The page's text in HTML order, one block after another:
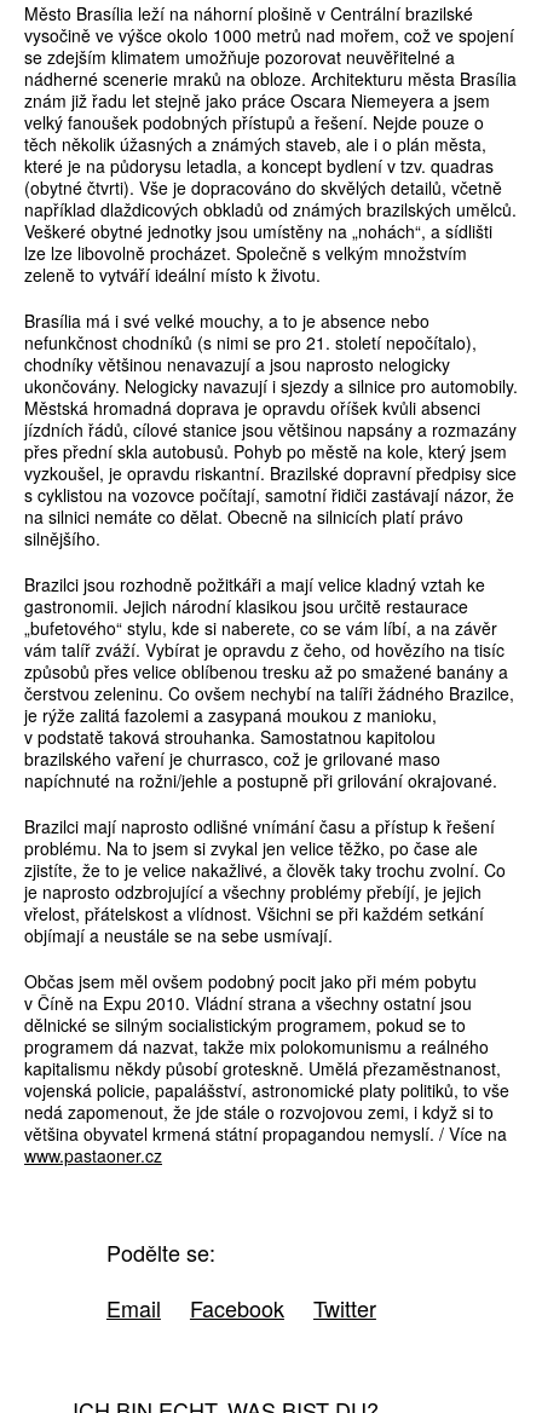
Město Brasília leží na náhorní plošině v Centrální brazilské
vysočině ve výšce okolo 1000 metrů nad mořem, což ve spojení
se zdejším klimatem umožňuje pozorovat neuvěřitelné a
nádherné scenerie mraků na obloze. Architekturu města Brasília
znám již řadu let stejně jako práce Oscara Niemeyera a jsem
velký fanoušek podobných přístupů a řešení. Nejde pouze o
těch několik úžasných a známých staveb, ale i o plán města,
které je na půdorysu letadla, a koncept bydlení v tzv. quadras
(obytné čtvrti). Vše je dopracováno do skvělých detailů, včetně
například dlaždicových obkladů od známých brazilských umělců.
Veškeré obytné jednotky jsou umístěny na „nohách“, a sídlišti
lze lze libovolně procházet. Společně s velkým množstvím
zeleně to vytváří ideální místo k životu.
Brasília má i své velké mouchy, a to je absence nebo
nefunkčnost chodníků (s nimi se pro 21. století nepočítalo),
chodníky většinou nenavazují a jsou naprosto nelogicky
ukončovány. Nelogicky navazují i sjezdy a silnice pro automobily.
Městská hromadná doprava je opravdu oříšek kvůli absenci
jízdních řádů, cílové stanice jsou většinou napsány a rozmazány
přes přední skla autobusů. Pohyb po městě na kole, který jsem
vyzkoušel, je opravdu riskantní. Brazilské dopravní předpisy sice
s cyklistou na vozovce počítají, samotní řidiči zastávají názor, že
na silnici nemáte co dělat. Obecně na silnicích platí právo
silnějšího.
Brazilci jsou rozhodně požitkáři a mají velice kladný vztah ke
gastronomii. Jejich národní klasikou jsou určitě restaurace
„bufetového“ stylu, kde si naberete, co se vám líbí, a na závěr
vám talíř zváží. Vybírat je opravdu z čeho, od hovězího na tisíc
způsobů přes velice oblíbenou tresku až po smažené banány a
čerstvou zeleninu. Co ovšem nechybí na talíři žádného Brazilce,
je rýže zalitá fazolemi a zasypaná moukou z manioku,
v podstatě taková strouhanka. Samostatnou kapitolou
brazilského vaření je churrasco, což je grilované maso
napíchnuté na rožni/jehle a postupně při grilování okrajované.
Brazilci mají naprosto odlišné vnímání času a přístup k řešení
problému. Na to jsem si zvykal jen velice těžko, po čase ale
zjistíte, že to je velice nakažlivé, a člověk taky trochu zvolní. Co
je naprosto odzbrojující a všechny problémy přebíjí, je jejich
vřelost, přátelskost a vlídnost. Všichni se při každém setkání
objímají a neustále se na sebe usmívají.
Občas jsem měl ovšem podobný pocit jako při mém pobytu
v Číně na Expu 2010. Vládní strana a všechny ostatní jsou
dělnické se silným socialistickým programem, pokud se to
programem dá nazvat, takže mix polokomunismu a reálného
kapitalismu někdy působí groteskně. Umělá přezaměstnanost,
vojenská policie, papalášství, astronomické platy politiků, to vše
nedá zapomenout, že jde stále o rozvojovou zemi, i když si to
většina obyvatel krmená státní propagandou nemyslí. / Více na
www.pastaoner.cz
Podělte se:
Email
Facebook Twitter